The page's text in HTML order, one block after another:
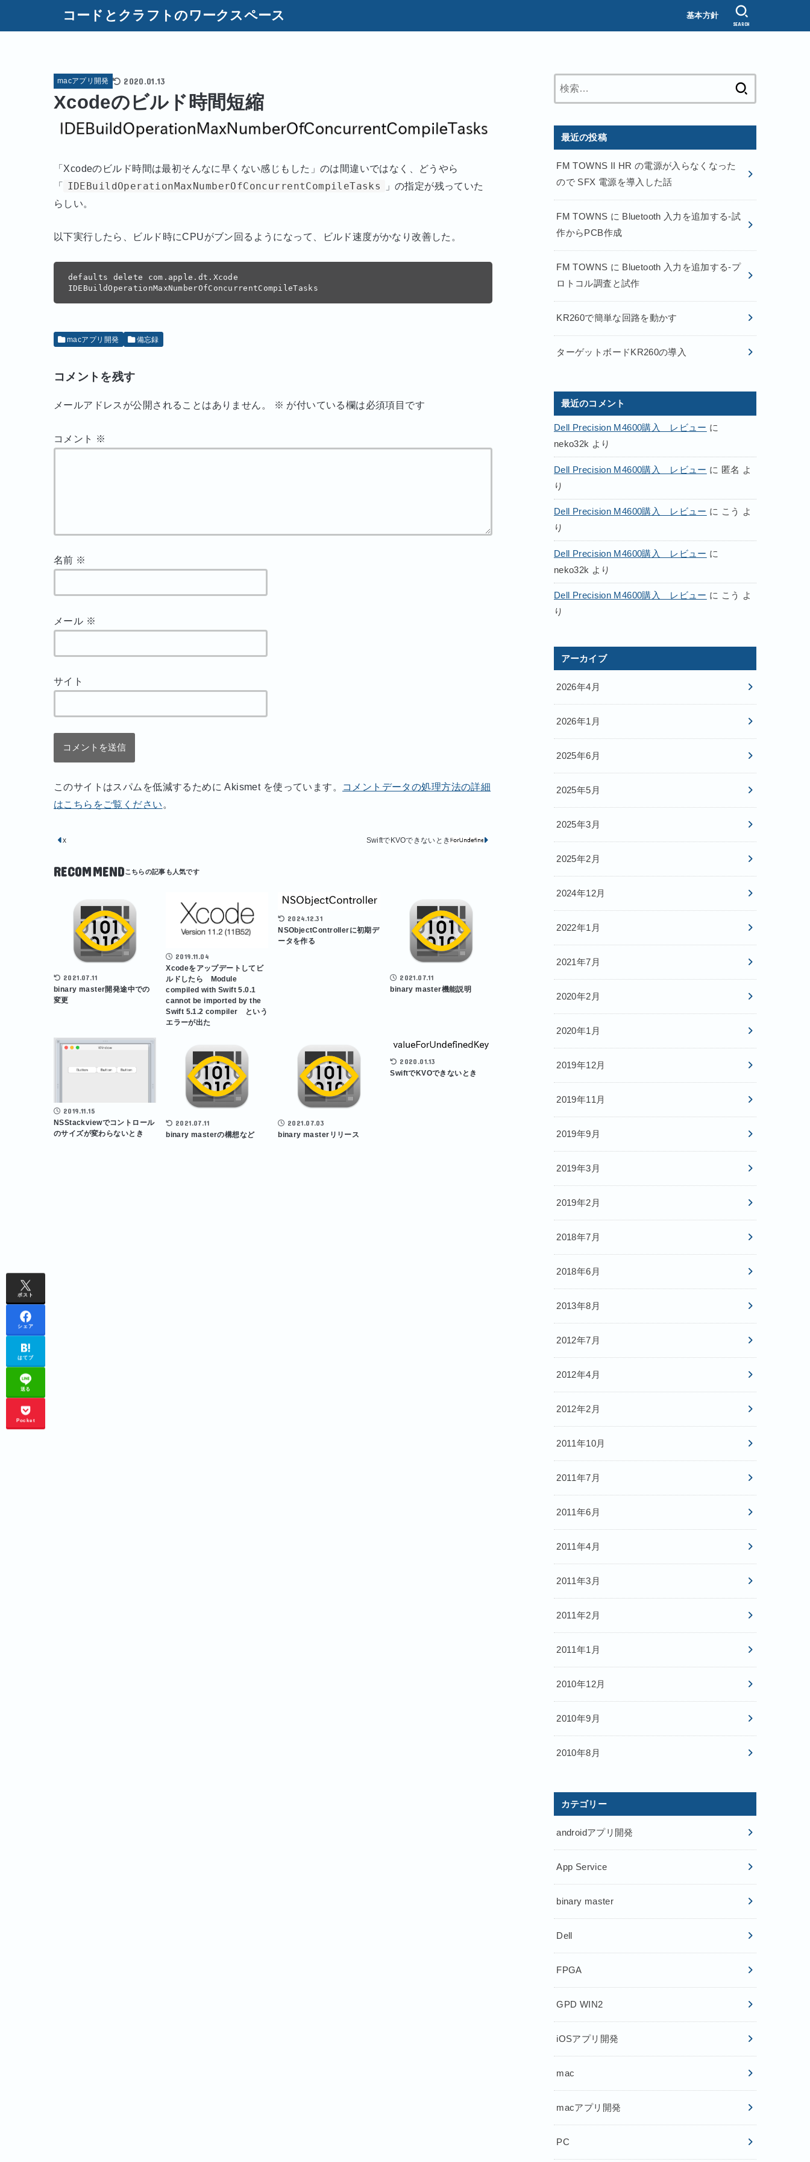
コードとクラフトのワークスペース 基本方針
SEARCH
macアプリ開発 2020.01.13
Xcodeのビルド時間短縮
「Xcodeのビルド時間は最初そんなに早くない感じもした」のは間違いではなく、どうやら
「 IDEBuildOperationMaxNumberOfConcurrentCompileTasks
」の指定が残っていた
らしい。
以下実行したら、ビルド時にCPUがブン回るようになって、ビルド速度がかなり改善した。
defaults delete com.apple.dt.Xcode
IDEBuildOperationMaxNumberOfConcurrentCompileTasks
macアプリ開発 備忘録
ポスト
シェア
はてブ
送る
Pocket
コメントを残す
メールアドレスが公開されることはありません。 ※ が付いている欄は必須項目です
コメント ※
名前 ※
メール ※
サイト
このサイトはスパムを低減するために Akismet を使っています。
コメントデータの処理方法の詳細
はこちらをご覧ください 。
x SwiftでKVOできないとき
RECOMMEND
2021.07.11
binary master開発途中での
変更
2019.11.04
Xcodeをアップデートしてビ
ルドしたら Module
compiled with Swift 5.0.1
cannot be imported by the
Swift 5.1.2 compiler という
エラーが出た
2024.12.31
NSObjectControllerに初期デ
ータを作る
2021.07.11
binary master機能説明
2019.11.15
NSStackviewでコントロール
のサイズが変わらないとき
2021.07.11
binary masterの構想など
2021.07.03
binary masterリリース
2020.01.13
SwiftでKVOできないとき
最近の投稿
FM TOWNS II HR の電源が入らなくなった
ので SFX 電源を導入した話
FM TOWNS に Bluetooth 入力を追加する-試
作からPCB作成
FM TOWNS に Bluetooth 入力を追加する-プ
ロトコル調査と試作
KR260で簡単な回路を動かす
ターゲットボードKR260の導入
最近のコメント
Dell Precision M4600購入 レビュー に
neko32k より
Dell Precision M4600購入 レビュー に 匿名 よ
り
Dell Precision M4600購入 レビュー に こう
よ
り
Dell Precision M4600購入 レビュー に
neko32k より
Dell Precision M4600購入 レビュー に こう
よ
り
アーカイブ
2026年4月
2026年1月
2025年6月
2025年5月
2025年3月
2025年2月
2024年12月
2022年1月
2021年7月
2020年2月
2020年1月
2019年12月
2019年11月
2019年9月
2019年3月
2019年2月
2018年7月
2018年6月
2013年8月
2012年7月
2012年4月
2012年2月
2011年10月
2011年7月
2011年6月
2011年4月
2011年3月
2011年2月
2011年1月
2010年12月
2010年9月
2010年8月
カテゴリー
androidアプリ開発
App Service
binary master
Dell
FPGA
GPD WIN2
iOSアプリ開発
mac
macアプリ開発
PC